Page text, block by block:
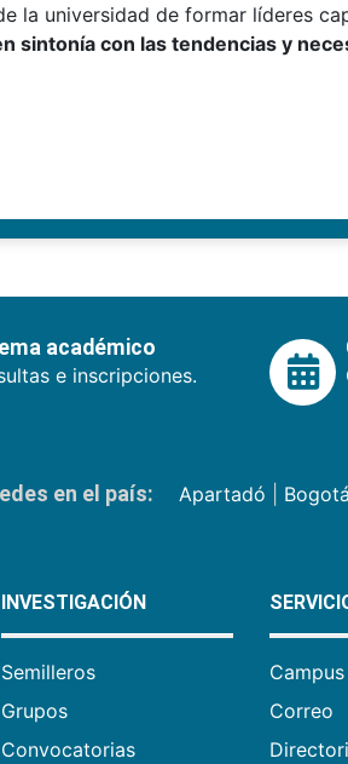
la universidad de formar líderes
sintonía con las tendencias y
académico
e inscripciones.
en el país: Apartadó Bogotá
INVESTIGACIÓN
Semilleros
Grupos
Convocatorias
Correo